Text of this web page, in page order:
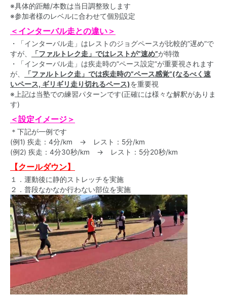
※具体的距離/本数は当日調整致します
※参加者様のレベルに合わせて個別設定
＜インターバル走との違い＞
・「インターバル走」はレストのジョグペースが比較的”遅め”で
すが、
「ファルトレク走」ではレストが”速め”が特徴
・「インターバル走」は疾走時の”ペース設定”が重要視されます
が、
「ファルトレク走」では疾走時の”ペース感覚”(なるべく速
いペース, ギリギリ走り切れるペース)を重要視
※上記は当塾での練習パターンです(正確には様々な解釈がありま
す)
＜設定イメージ＞
＊下記が一例です
(例1) 疾走：4分/km → レスト：5分/km
(例2) 疾走：4分30秒/km → レスト：5分20秒/km
【クールダウン】
１．運動後に静的ストレッチを実施
２．普段なかなか行わない部位を実施